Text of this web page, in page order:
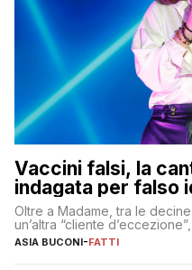
Vaccini falsi, la
indagata per falso
Oltre a Madame, tra le
un’altra “cliente
ASIA BUCONI-FATTI